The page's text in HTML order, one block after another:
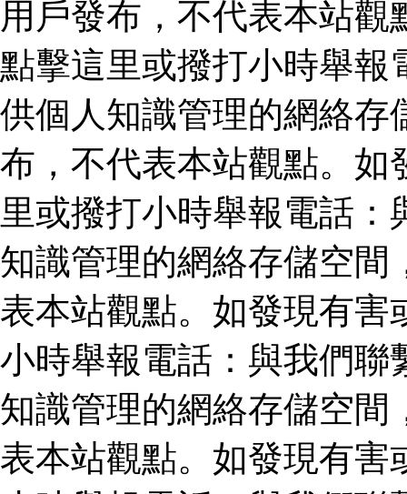
用戶發布，不代表本站
點擊這里或撥打小時舉報
供個人知識管理的網絡存
布，不代表本站觀點。如
里或撥打小時舉報電話
知識管理的網絡存儲空間
表本站觀點。如發現有害
小時舉報電話：與我們聯
知識管理的網絡存儲空間
表本站觀點。如發現有害